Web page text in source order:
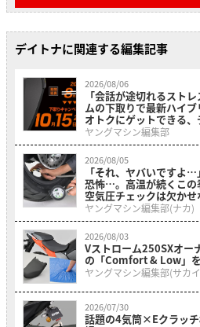
デイトナに関連する編集記事
2026/08/06
「会話が途切れるスト
ムの下取りで最新ハイ
オトクにゲットできる
開催中
ヤングマシン編集部
2026/08/05
「それ、ヤバいですよ
恐怖…。高温が続くこの
空気圧チェックは欠か
ュホース付きエアゲージ
ヤングマシン編集部(ナカ)
2026/08/03
Vストローム250SXオー
の「Comfort & Low」
ヤングマシン編集部(サカ
2026/07/30
話題の4気筒×Eクラッ